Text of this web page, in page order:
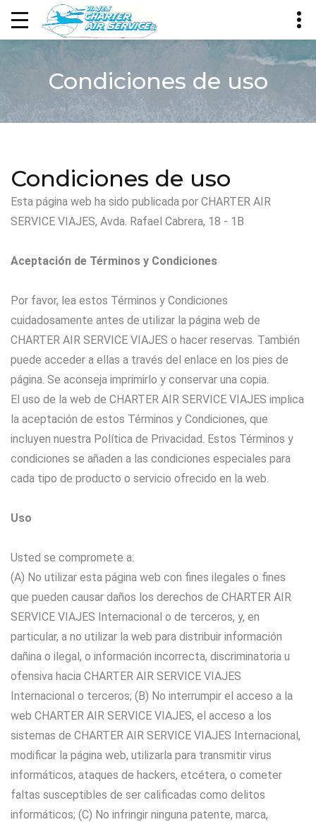
Condiciones de uso
Condiciones de uso
Esta página web ha sido publicada por CHARTER AIR
SERVICE VIAJES, Avda. Rafael Cabrera, 18 - 1B
Aceptación de Términos y Condiciones
Por favor, lea estos Términos y Condiciones
cuidadosamente antes de utilizar la página web de
CHARTER AIR SERVICE VIAJES o hacer reservas. También
puede acceder a ellas a través del enlace en los pies de
página. Se aconseja imprimirlo y conservar una copia.
El uso de la web de CHARTER AIR SERVICE VIAJES implica
la aceptación de estos Términos y Condiciones, que
incluyen nuestra Política de Privacidad. Estos Términos y
condiciones se añaden a las condiciones especiales para
cada tipo de producto o servicio ofrecido en la web.
Uso
Usted se compromete a:
(A) No utilizar esta página web con fines ilegales o fines
que pueden causar daños los derechos de CHARTER AIR
SERVICE VIAJES Internacional o de terceros, y, en
particular, a no utilizar la web para distribuir información
dañina o ilegal, o información incorrecta, discriminatoria u
ofensiva hacia CHARTER AIR SERVICE VIAJES
Internacional o terceros; (B) No interrumpir el acceso a la
web CHARTER AIR SERVICE VIAJES, el acceso a los
sistemas de CHARTER AIR SERVICE VIAJES Internacional,
modificar la página web, utilizarla para transmitir virus
informáticos, ataques de hackers, etcétera, o cometer
faltas susceptibles de ser calificadas como delitos
informáticos; (C) No infringir ninguna patente, marca,